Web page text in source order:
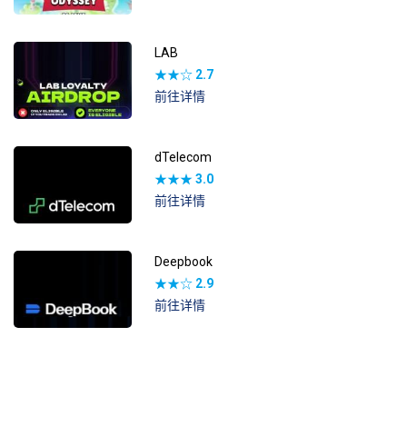
LAB
★★☆ 2.7
前往详情
dTelecom
★★★3.0
前往详情
Deepbook
★★☆ 2.9
前往详情